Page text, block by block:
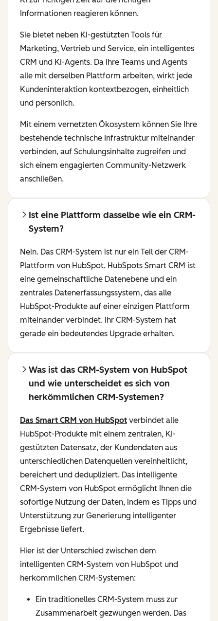
Informationen reagieren können.
Sie bietet neben KI-gestützten Tools für
Marketing, Vertrieb und Service, ein intelligentes
CRM und KI-Agents. Da Ihre Teams und Agents
alle mit derselben Plattform arbeiten, wirkt jede
Kundeninteraktion kontextbezogen, einheitlich
und persönlich.
Mit einem vernetzten Ökosystem können Sie Ihre
bestehende technische Infrastruktur miteinander
verbinden, auf Schulungsinhalte zugreifen und
sich einem engagierten Community-Netzwerk
anschließen.
Ist eine Plattform dasselbe wie ein CRM-
System?
Nein. Das CRM-System ist nur ein Teil der CRM-
Plattform von HubSpot. HubSpots Smart CRM ist
eine gemeinschaftliche Datenebene und ein
zentrales Datenerfassungssystem, das alle
HubSpot-Produkte auf einer einzigen Plattform
miteinander verbindet. Ihr CRM-System hat
gerade ein bedeutendes Upgrade erhalten.
Was ist das CRM-System von HubSpot
und wie unterscheidet es sich von
herkömmlichen CRM-Systemen?
Das Smart CRM von HubSpot verbindet alle
HubSpot-Produkte mit einem zentralen, KI-
gestützten Datensatz, der Kundendaten aus
unterschiedlichen Datenquellen vereinheitlicht,
bereichert und dedupliziert. Das intelligente
CRM-System von HubSpot ermöglicht Ihnen die
sofortige Nutzung der Daten, indem es Tipps und
Unterstützung zur Generierung intelligenter
Ergebnisse liefert.
Hier ist der Unterschied zwischen dem
intelligenten CRM-System von HubSpot und
herkömmlichen CRM-Systemen:
Ein traditionelles CRM-System muss zur
Zusammenarbeit gezwungen werden. Das